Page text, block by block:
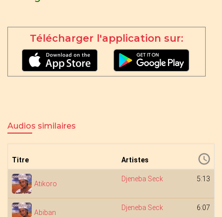
Télécharger l'application sur:
Audios similaires
Titre Artistes
Atikoro
Djeneba Seck 5:13
Abiban
Djeneba Seck 6:07